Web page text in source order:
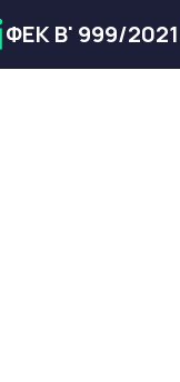
ΦΕΚ Β' 999/2021